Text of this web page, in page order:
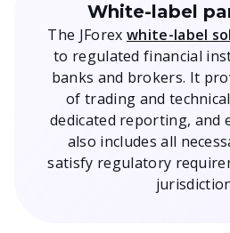
White-label
The JForex white-label
to regulated financial
banks and brokers. It
of trading and
dedicated reporting, and
also includes all
satisfy regulatory